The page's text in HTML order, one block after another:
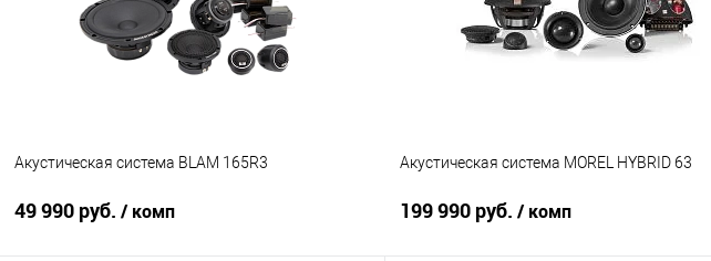
Акустическая система BLAM 165R3
49 990 руб. / комп
Акустическая система MOREL HYBRID 63
199 990 руб. / комп